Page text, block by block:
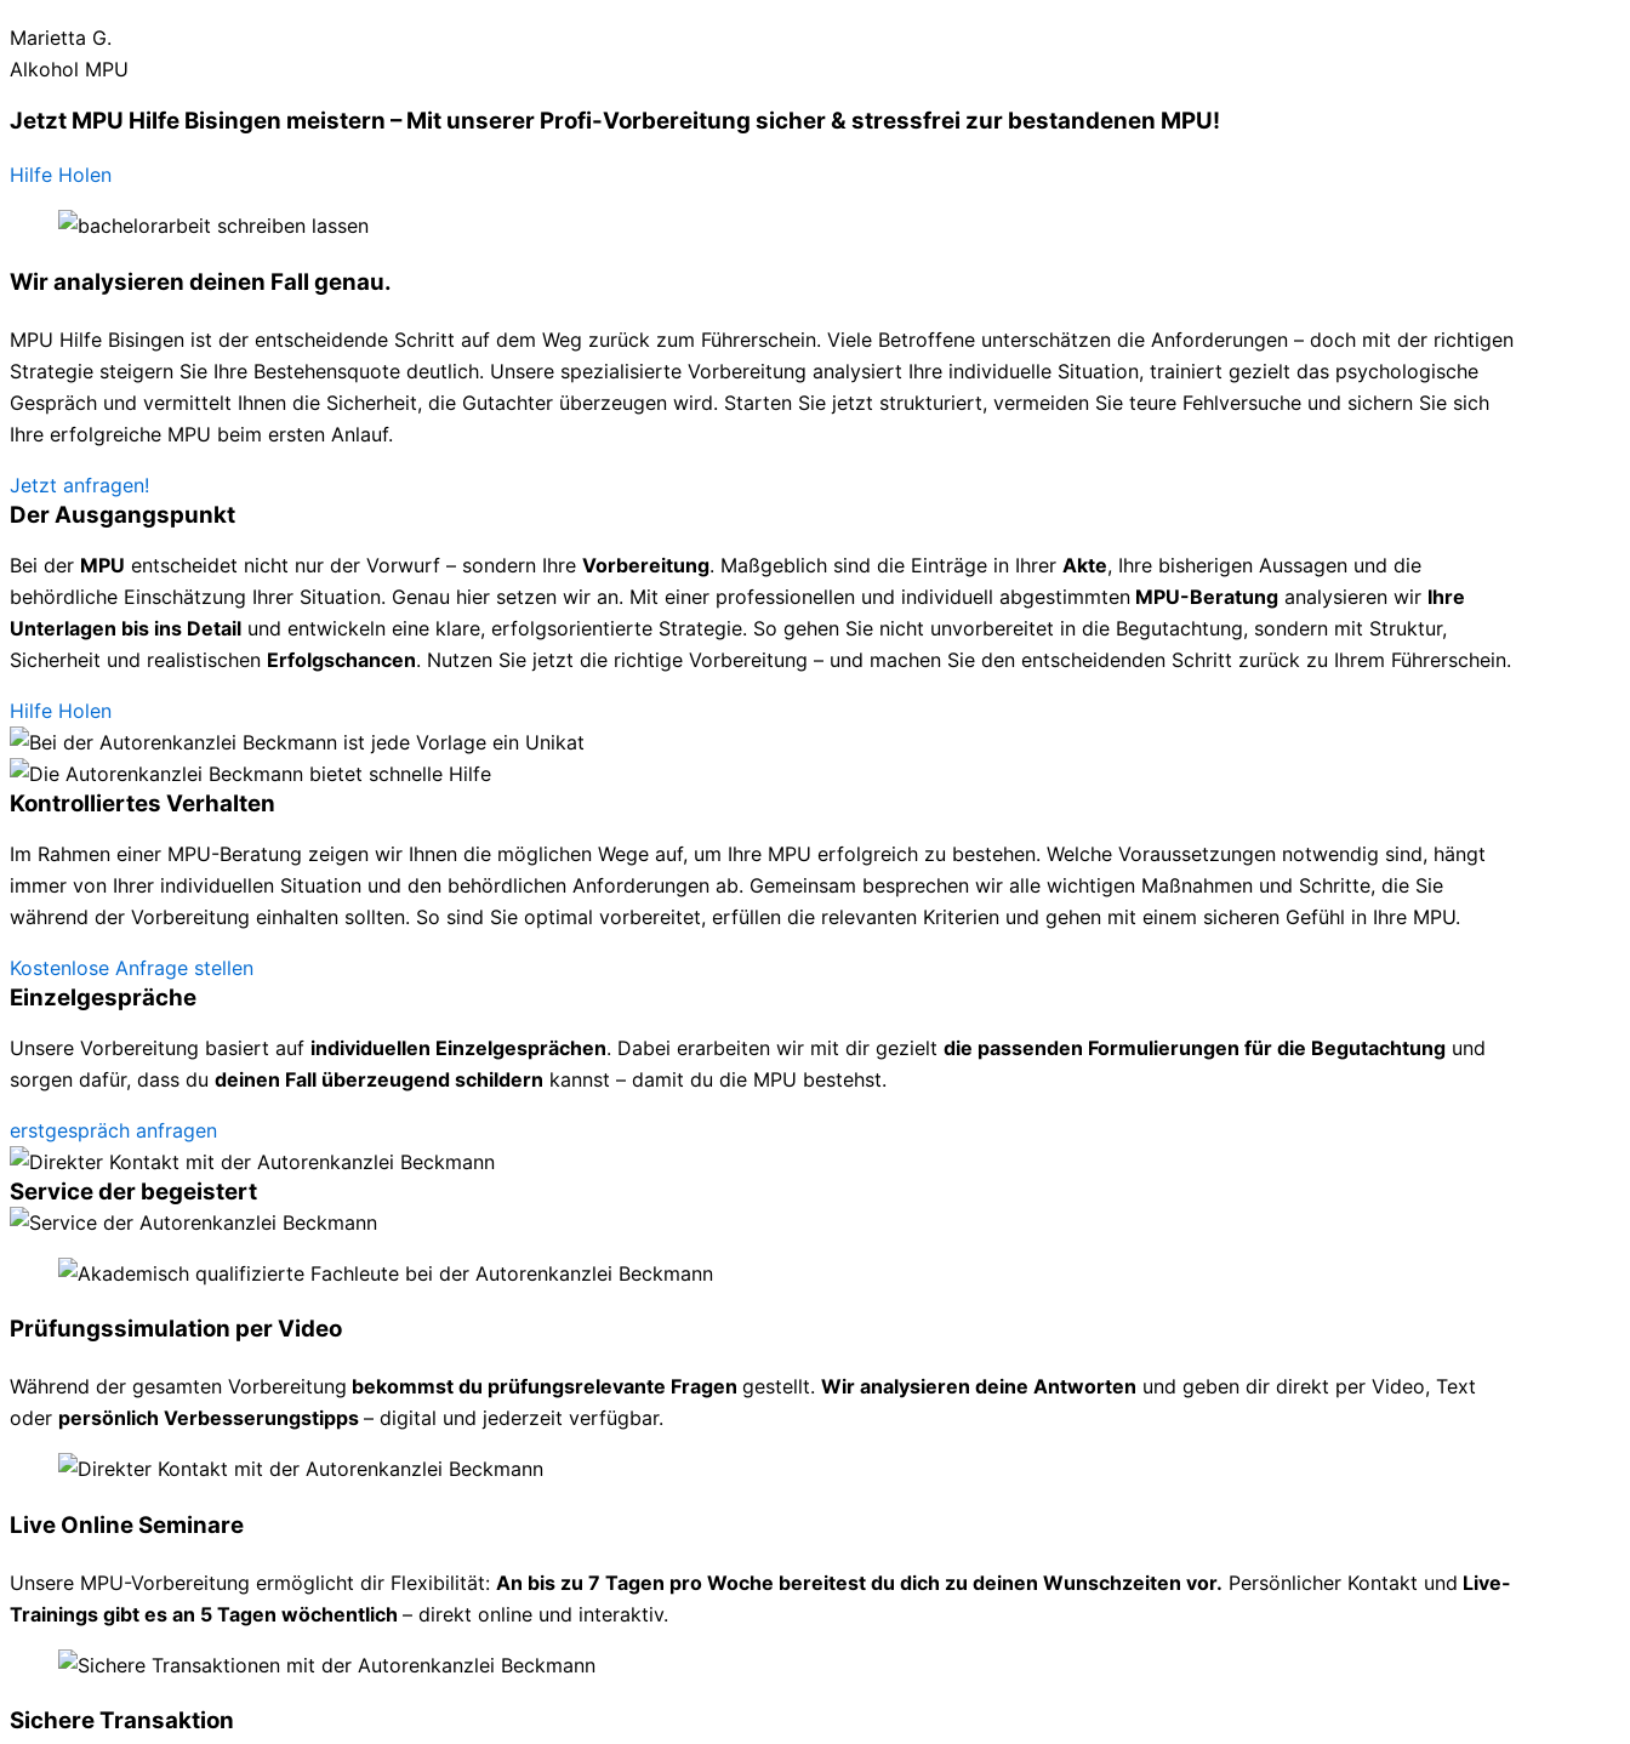
Marietta G.
Alkohol MPU
Jetzt MPU Hilfe Bisingen meistern – Mit unserer Profi-Vorbereitung sicher & stressfrei zur bestandenen MPU!
Hilfe Holen
Wir analysieren deinen Fall genau.
MPU Hilfe Bisingen ist der entscheidende Schritt auf dem Weg zurück zum Führerschein. Viele Betroffene unterschätzen die Anforderungen – doch mit der richtigen
Strategie steigern Sie Ihre Bestehensquote deutlich. Unsere spezialisierte Vorbereitung analysiert Ihre individuelle Situation, trainiert gezielt das psychologische
Gespräch und vermittelt Ihnen die Sicherheit, die Gutachter überzeugen wird. Starten Sie jetzt strukturiert, vermeiden Sie teure Fehlversuche und sichern Sie sich
Ihre erfolgreiche MPU beim ersten Anlauf.
Jetzt anfragen!
Der Ausgangspunkt
Bei der MPU entscheidet nicht nur der Vorwurf – sondern Ihre Vorbereitung. Maßgeblich sind die Einträge in Ihrer Akte, Ihre bisherigen Aussagen und die
behördliche Einschätzung Ihrer Situation. Genau hier setzen wir an. Mit einer professionellen und individuell abgestimmten MPU-Beratung analysieren wir Ihre
Unterlagen bis ins Detail und entwickeln eine klare, erfolgsorientierte Strategie. So gehen Sie nicht unvorbereitet in die Begutachtung, sondern mit Struktur,
Sicherheit und realistischen Erfolgschancen. Nutzen Sie jetzt die richtige Vorbereitung – und machen Sie den entscheidenden Schritt zurück zu Ihrem Führerschein.
Hilfe Holen
Kontrolliertes Verhalten
Im Rahmen einer MPU-Beratung zeigen wir Ihnen die möglichen Wege auf, um Ihre MPU erfolgreich zu bestehen. Welche Voraussetzungen notwendig sind, hängt
immer von Ihrer individuellen Situation und den behördlichen Anforderungen ab. Gemeinsam besprechen wir alle wichtigen Maßnahmen und Schritte, die Sie
während der Vorbereitung einhalten sollten. So sind Sie optimal vorbereitet, erfüllen die relevanten Kriterien und gehen mit einem sicheren Gefühl in Ihre MPU.
Kostenlose Anfrage stellen
Einzelgespräche
Unsere Vorbereitung basiert auf individuellen Einzelgesprächen. Dabei erarbeiten wir mit dir gezielt die passenden Formulierungen für die Begutachtung und
sorgen dafür, dass du deinen Fall überzeugend schildern kannst – damit du die MPU bestehst.
erstgespräch anfragen
Service der begeistert
Prüfungssimulation per Video
Während der gesamten Vorbereitung bekommst du prüfungsrelevante Fragen gestellt. Wir analysieren deine Antworten und geben dir direkt per Video, Text
oder persönlich Verbesserungstipps – digital und jederzeit verfügbar.
Live Online Seminare
Unsere MPU-Vorbereitung ermöglicht dir Flexibilität: An bis zu 7 Tagen pro Woche bereitest du dich zu deinen Wunschzeiten vor. Persönlicher Kontakt und Live-
Trainings gibt es an 5 Tagen wöchentlich – direkt online und interaktiv.
Sichere Transaktion